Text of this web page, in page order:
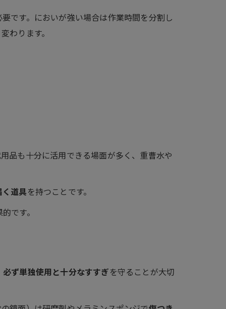
です。においが強い場合は作業時間を分割し
わります。
品も十分に活用できる場面が多く、重曹水や
道具 を持つことです。
です。
必ず単独使用と十分なすすぎ を守ることが大切